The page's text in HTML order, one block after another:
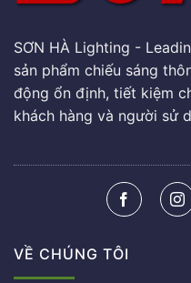
SƠN HÀ Lighting -
sản phẩm chiếu sáng
động ổn định, tiết kiệm
khách hàng và người sử
VỀ CHÚNG TÔI